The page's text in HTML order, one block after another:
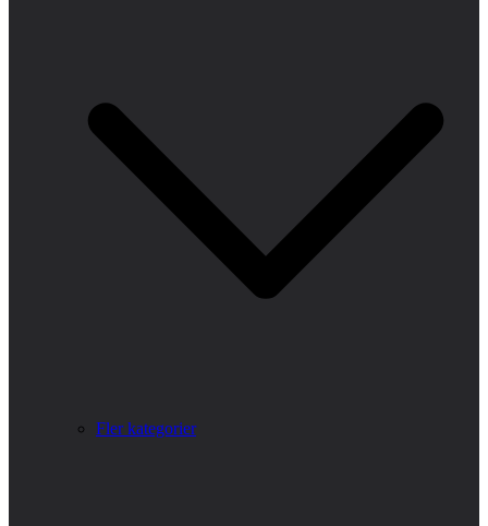
Fler kategorier